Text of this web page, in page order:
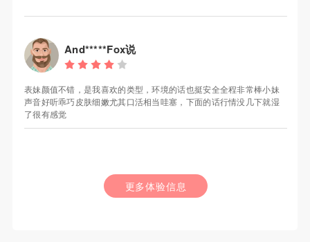
And*****Fox说
表妹颜值不错，是我喜欢的类型，环境的话也挺安全全程非常棒小妹
声音好听乖巧皮肤细嫩尤其口活相当哇塞，下面的话行情没几下就湿
了很有感觉
更多体验信息